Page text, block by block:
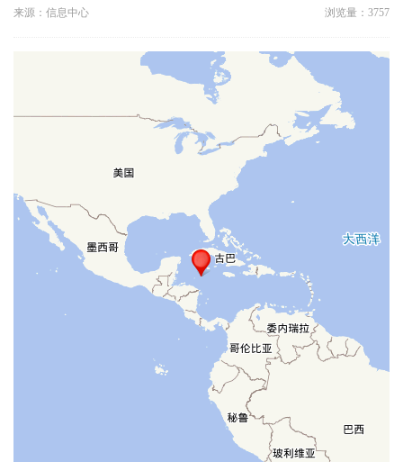
来源：信息中心
浏览量：3757